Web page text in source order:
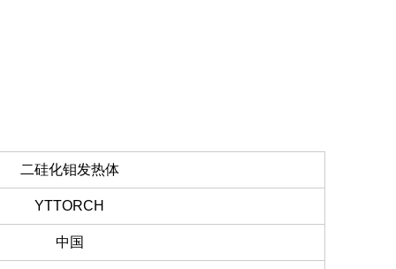
二硅化钼发热体
YTTORCH
中国